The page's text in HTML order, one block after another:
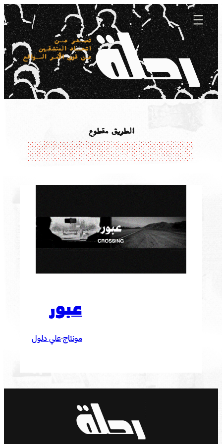
Skip
to
content
الطريق مقطوع
عبور
مونتاج·علي دلول